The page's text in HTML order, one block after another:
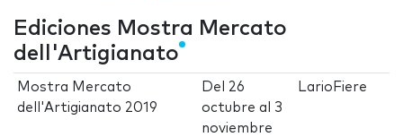
Ediciones Mostra Mercato
dell'Artigianato
Mostra Mercato
dell'Artigianato 2019
Del 26
octubre al 3
noviembre
LarioFiere